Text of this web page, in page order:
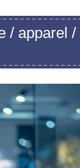
/ apparel /